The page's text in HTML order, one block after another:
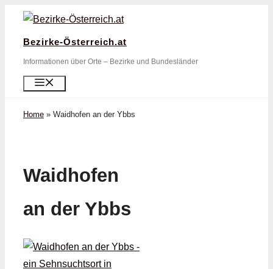
Zum
springen
Bezirke-Österreich.at
Informationen über Orte – Bezirke und Bundesländer
Home » Waidhofen an der Ybbs
Waidhofen
an der Ybbs